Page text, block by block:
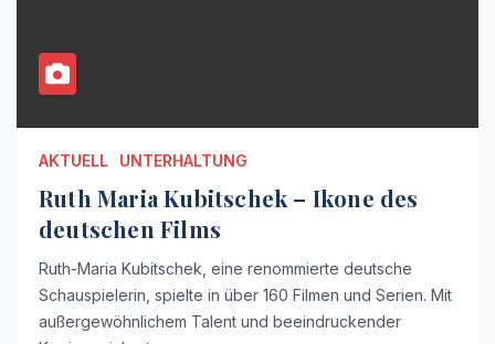
AKTUELL UNTERHALTUNG
Ruth Maria Kubitschek – Ikone des
deutschen Films
Ruth-Maria Kubitschek, eine renommierte deutsche
Schauspielerin, spielte in über 160 Filmen und Serien. Mit
außergewöhnlichem Talent und beeindruckender